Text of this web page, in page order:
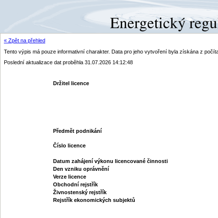
« Zpět na přehled
Tento výpis má pouze informativní charakter. Data pro jeho vytvoření byla získána z
Poslední aktualizace dat proběhla 31.07.2026 14:12:48
Držitel licence
Předmět podnikání
Číslo licence
Datum zahájení výkonu licencované činnosti
Den vzniku oprávnění
Verze licence
Obchodní rejstřík
Živnostenský rejstřík
Rejstřík ekonomických subjektů